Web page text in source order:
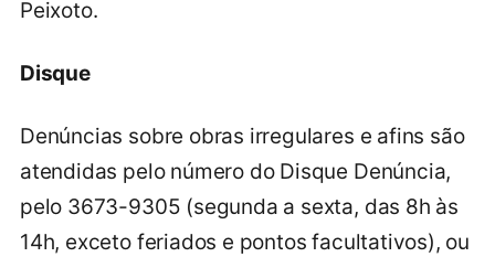
Peixoto.
Disque
Denúncias sobre obras irregulares e afins são
atendidas pelo número do Disque Denúncia,
pelo 3673-9305 (segunda a sexta, das 8h às
14h, exceto feriados e pontos facultativos), ou